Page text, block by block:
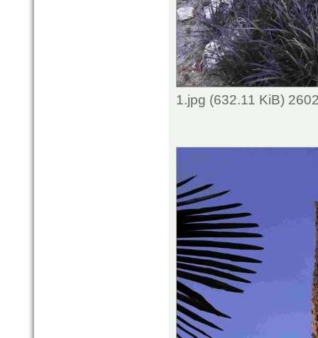
1.jpg (632.11 KiB)